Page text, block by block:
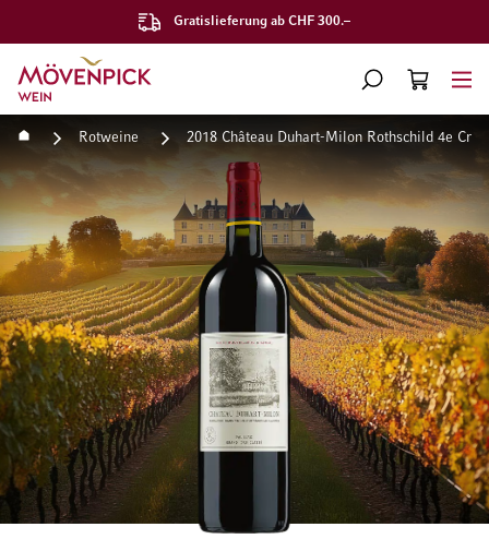
Gratislieferung ab CHF 300.–
Zur Startseite
SUCHE
WARENKORB
Startseite Rotweine 2018 Château Duhart-Milon Rothschild 4e Cru
Zum Ende der Bildgalerie springen
Zum Anfang der